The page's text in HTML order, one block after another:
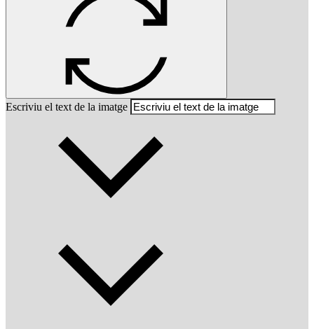
Escriviu el text de la imatge